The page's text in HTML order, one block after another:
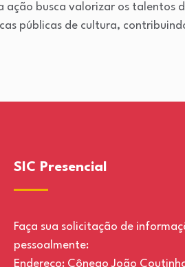
ação busca valorizar os talentos
públicas de cultura,
SIC Presencial
Faça sua solicitação de
pessoalmente:
Endereço: Cônego João